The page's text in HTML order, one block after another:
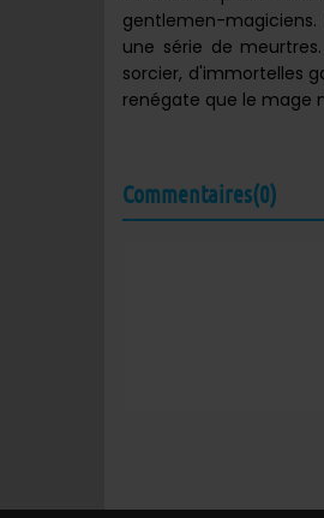
gentlemen-
une série de
sorcier, d'immortelles
renégate que le mage
Commentaires(0)